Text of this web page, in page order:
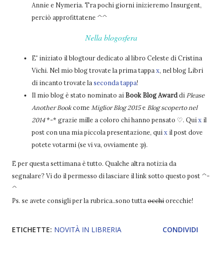
Annie e Nymeria. Tra pochi giorni inizieremo Insurgent,
perciò approfittatene ^^
Nella blogosfera
E' iniziato il blogtour dedicato al libro Celeste di Cristina
Vichi. Nel mio blog trovate la prima tappa x, nel blog Libri
di incanto trovate la seconda tappa!
Il mio blog è stato nominato ai Book Blog Awarddi Please
Another Bookcome Miglior Blog 2015e Blog scoperto nel
2014*-* grazie mille a coloro chi hanno pensato ♡. Qui x il
post con una mia piccola presentazione, qui x il post dove
potete votarmi (se vi va, ovviamente :p).
E per questa settimana è tutto. Qualche altra notizia da
segnalare? Vi do il permesso di lasciare il link sotto questo post ^-
^
Ps. se avete consigli per la rubrica..sono tutta occhiorecchie!
ETICHETTE: NOVITÀ IN LIBRERIA CONDIVIDI